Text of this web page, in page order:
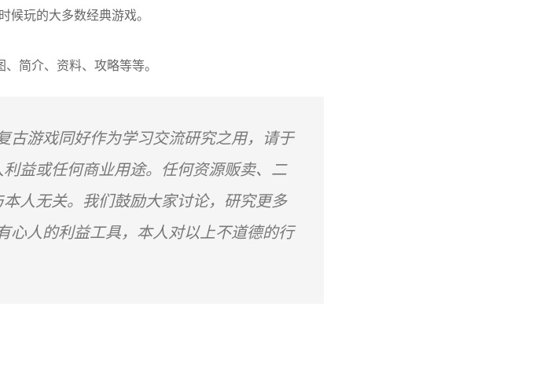
候玩的大多数经典游戏。
简介、资料、攻略等等。
古游戏同好作为学习交流研究之用，请于
益或任何商业用途。任何资源贩卖、二
人无关。我们鼓励大家讨论，研究更多
心人的利益工具，本人对以上不道德的行